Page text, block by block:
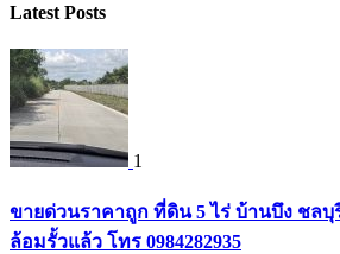
Latest Posts
1
ขายด่วนราคาถูก ที่ดิน 5 ไร่ บ้านบึง ชลบุ
ล้อมรั้วแล้ว โทร 0984282935